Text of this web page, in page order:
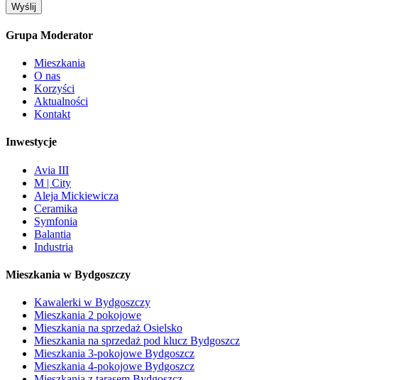
Grupa Moderator
Mieszkania
O nas
Korzyści
Aktualności
Kontakt
Inwestycje
Avia III
M | City
Aleja Mickiewicza
Ceramika
Symfonia
Balantia
Industria
Mieszkania w Bydgoszczy
Kawalerki w Bydgoszczy
Mieszkania 2 pokojowe
Mieszkania na sprzedaż Osielsko
Mieszkania na sprzedaż pod klucz Bydgoszcz
Mieszkania 3-pokojowe Bydgoszcz
Mieszkania 4-pokojowe Bydgoszcz